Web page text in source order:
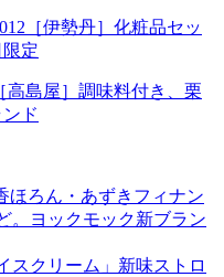
［伊勢丹］化粧品セッ
定
高島屋］調味料付き、栗
ド
ほろん・あずきフィナン
。ヨックモック新ブラン
スクリーム」新味ストロ